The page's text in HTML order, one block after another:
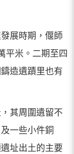
展時期，偃師
平米。二期至四
造遺蹟里也有
其周圍遺留不
一些小件銅
址出土的主要